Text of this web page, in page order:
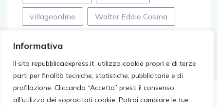
Informativa
Il sito repubblicaexpress.it utilizza cookie propri e di terze
parti per finalità tecniche, statistiche, pubblicitarie e di
profilazione. Cliccando “Accetto” presti il consenso
all'utilizzo dei sopracitati cookie, Potrai cambiare le tue
villageonline Walter Eddie Cosina